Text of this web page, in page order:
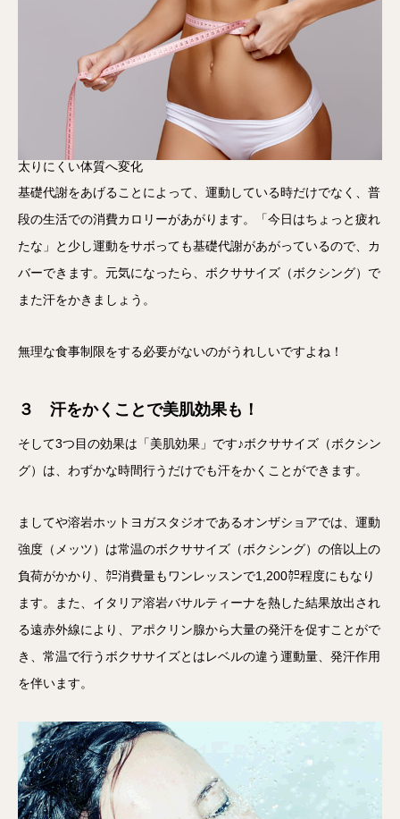
太りにくい体質へ変化
基礎代謝をあげることによって、運動している時だけでなく、普
段の生活での消費カロリーがあがります。「今日はちょっと疲れ
たな」と少し運動をサボっても基礎代謝があがっているので、カ
バーできます。元気になったら、ボクササイズ（ボクシング）で
また汗をかきましょう。
無理な食事制限をする必要がないのがうれしいですよね！
３ 汗をかくことで美肌効果も！
そして3つ目の効果は「美肌効果」です♪ボクササイズ（ボクシン
グ）は、わずかな時間行うだけでも汗をかくことができます。
ましてや溶岩ホットヨガスタジオであるオンザショアでは、運動
強度（メッツ）は常温のボクササイズ（ボクシング）の倍以上の
負荷がかかり、㌍消費量もワンレッスンで1,200㌍程度にもなり
ます。また、イタリア溶岩バサルティーナを熱した結果放出され
る遠赤外線により、アポクリン腺から大量の発汗を促すことがで
き、常温で行うボクササイズとはレベルの違う運動量、発汗作用
を伴います。